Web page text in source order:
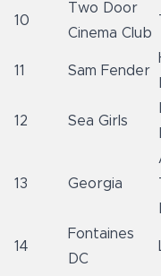
10
Two Door
Cinema Club
11 Sam Fender
12 Sea Girls
13 Georgia
14
Fontaines
DC